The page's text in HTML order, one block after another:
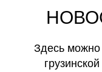
Здесь можно